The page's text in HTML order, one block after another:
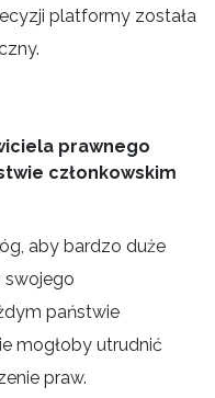
platformy została
prawnego
członkowskim
aby bardzo duże
swojego
państwie
mogłoby utrudnić
praw.